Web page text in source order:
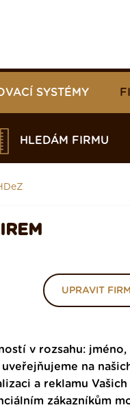
SYSTÉMY
HLEDÁM FIRMU
UPRAVIT
v rozsahu:
na
a reklamu
zákazníkům